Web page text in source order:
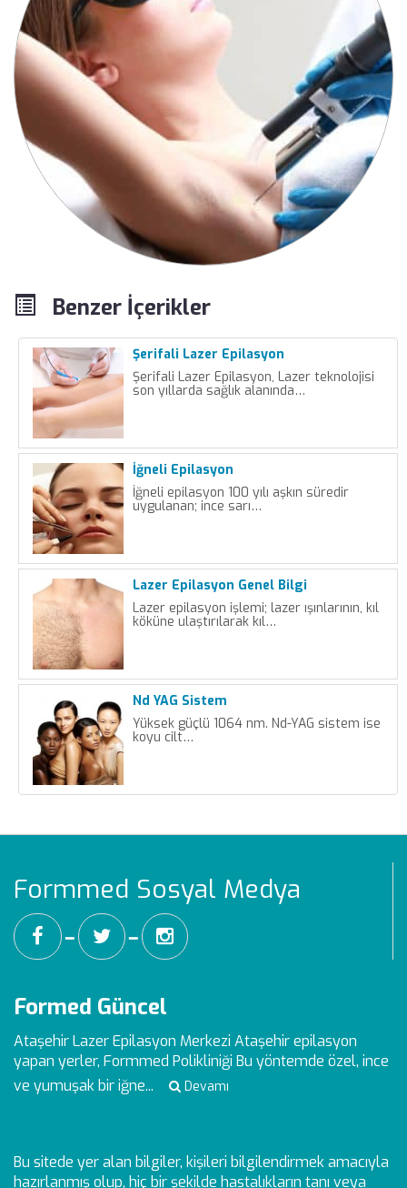
Benzer İçerikler
Şerifali Lazer Epilasyon
Şerifali Lazer Epilasyon, Lazer teknolojisi
son yıllarda sağlık alanında…
İğneli Epilasyon
İğneli epilasyon 100 yılı aşkın süredir
uygulanan; ince sarı…
Lazer Epilasyon Genel Bilgi
Lazer epilasyon işlemi; lazer ışınlarının, kıl
köküne ulaştırılarak kıl…
Nd YAG Sistem
Yüksek güçlü 1064 nm. Nd-YAG sistem ise
koyu cilt…
Formmed Sosyal Medya
━ ━
Formed Güncel
Ataşehir Lazer Epilasyon Merkezi Ataşehir epilasyon
yapan yerler, Formmed Polikliniği Bu yöntemde özel, ince
ve yumuşak bir iğne...
Devamı
Bu sitede yer alan bilgiler, kişileri bilgilendirmek amacıyla
hazırlanmış olup, hiç bir şekilde hastalıkların tanı veya